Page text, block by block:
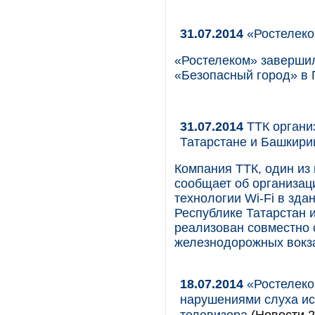
31.07.2014
«Ростелеком»
«Безопасный город» в
31.07.2014 ТТК
Татарстане и
Компания ТТК, один из
сообщает об
технологии Wi-Fi в
Республике
реализован совместно
железнодорожных
18.07.2014
нарушениями слуха